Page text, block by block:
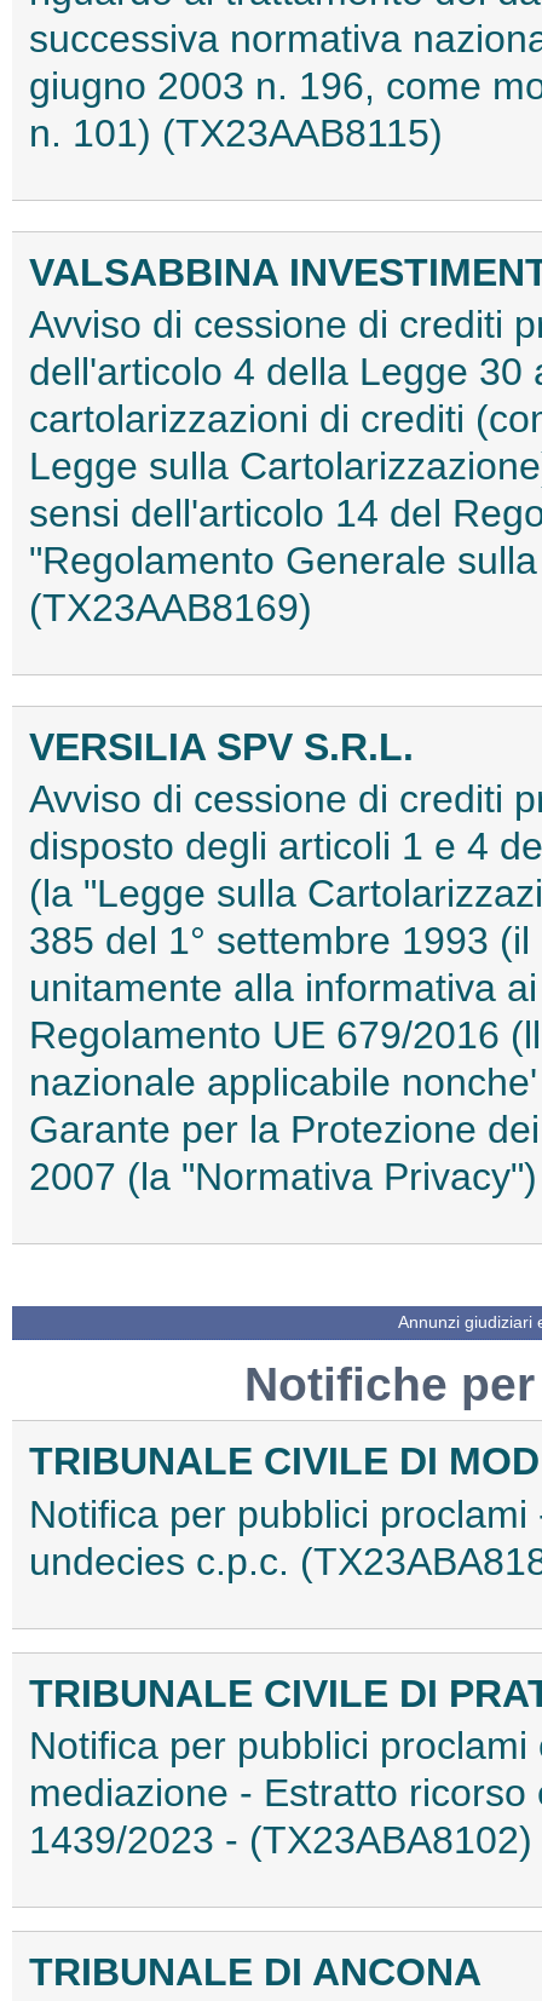
successiva normativa
giugno 2003 n. 196, come
n. 101) (TX23AAB8115)
VALSABBINA
Avviso di cessione di crediti
dell'articolo 4 della Legge
cartolarizzazioni di crediti
Legge sulla
sensi dell'articolo 14 del
"Regolamento Generale
(TX23AAB8169)
VERSILIA SPV S.R.L.
Avviso di cessione di crediti
disposto degli articoli 1 e 4
(la "Legge sulla
385 del 1° settembre 1993
unitamente alla informativa
Regolamento UE 679/2016
nazionale applicabile
Garante per la Protezione
2007 (la "Normativa
Annunzi giudiziari
Notifiche
TRIBUNALE CIVILE DI
Notifica per pubblici
undecies c.p.c.
TRIBUNALE CIVILE DI
Notifica per pubblici
mediazione - Estratto
1439/2023 - (TX23ABA8102)
TRIBUNALE DI ANCONA